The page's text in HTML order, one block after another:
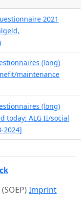
2021
(long)
maintenance
(long)
today: ALG II/social
2024]
(SOEP) Imprint